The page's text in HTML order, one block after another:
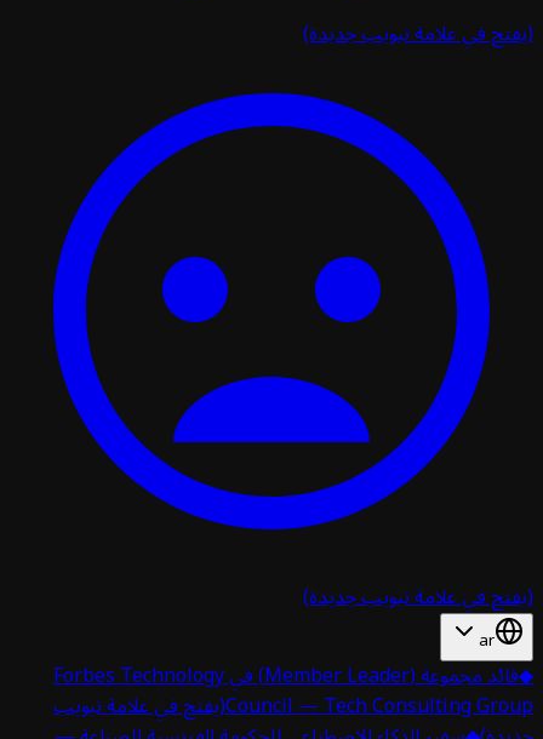
في علامة تبويب جديدة)
في علامة تبويب جديدة)
ar
قائد مجموعة (Member Leader) في Forbes Technology
Council — Tech Consulting(يفتح في علامة تبويب